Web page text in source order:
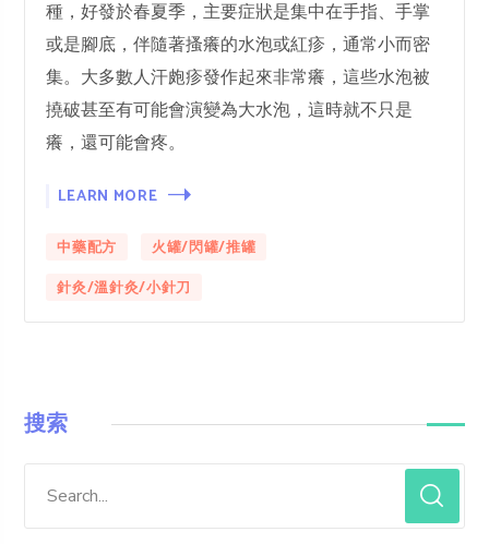
種，好發於春夏季，主要症狀是集中在手指、手掌
或是腳底，伴隨著搔癢的水泡或紅疹，通常小而密
集。大多數人汗皰疹發作起來非常癢，這些水泡被
撓破甚至有可能會演變為大水泡，這時就不只是
癢，還可能會疼。
LEARN MORE
中藥配方
火罐/閃罐/推罐
針灸/溫針灸/小針刀
搜索